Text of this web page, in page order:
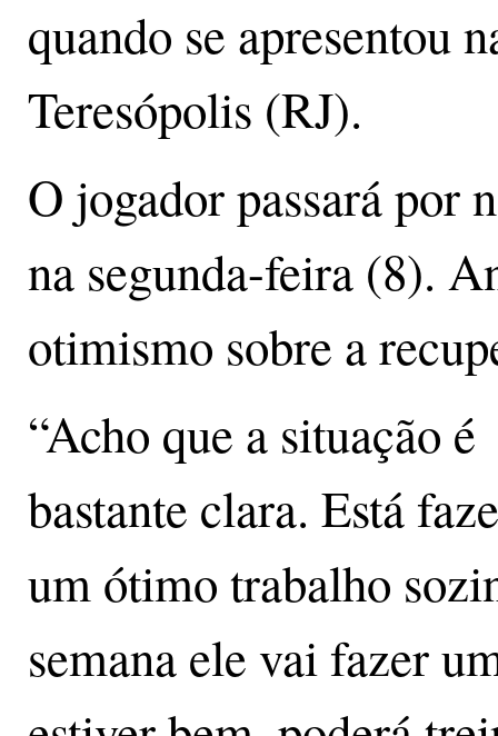
quando se apresentou
Teresópolis (RJ).
O jogador passará por
na segunda-feira (8).
otimismo sobre a
“Acho que a situação é
bastante clara. Está
um ótimo trabalho
semana ele vai fazer